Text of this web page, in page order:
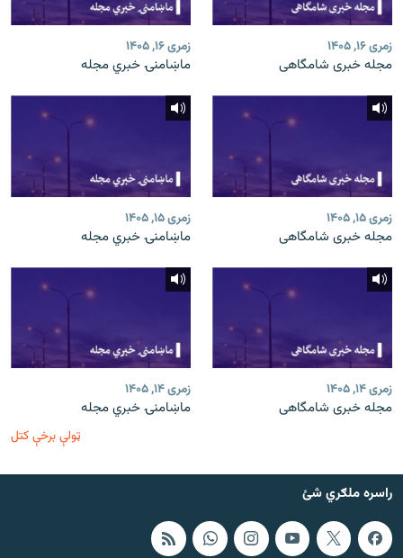
زمری ۱۶, ۱۴۰۵
مجله خبری شامگاهی
زمری ۱۶, ۱۴۰۵
ماښامنۍ خبري مجله
زمری ۱۵, ۱۴۰۵
مجله خبری شامگاهی
زمری ۱۵, ۱۴۰۵
ماښامنۍ خبري مجله
زمری ۱۴, ۱۴۰۵
مجله خبری شامگاهی
زمری ۱۴, ۱۴۰۵
ماښامنۍ خبري مجله
ټولې برخې کتل
راسره ملګري شئ